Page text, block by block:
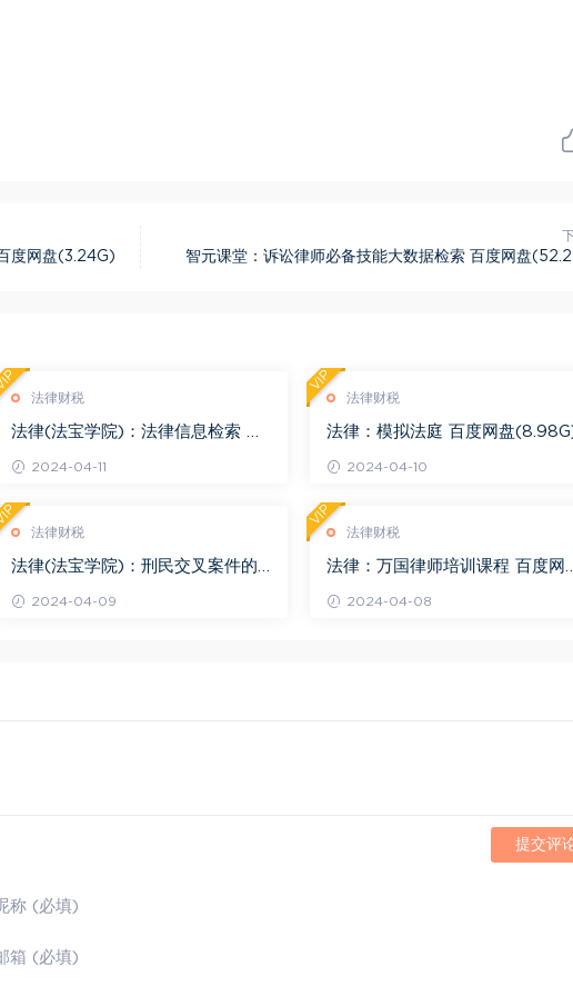
度网盘(3.24G) 智元课堂：诉讼律师必备技能大数据检索 百度网盘
法律财税
法律(法宝学院)：法律信息检索 百
2024-04-11
法律财税
法律：模拟法庭 百度网盘
2024-04-10
VIP
法律财税
法律(法宝学院)：刑民交叉案件的
2024-04-09
法律财税
法律：万国律师培训课程 百度网
2024-04-08
VIP
提交评
称 (必填)
箱 (必填)